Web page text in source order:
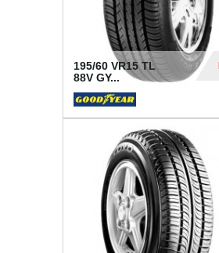
195/60 VR15 TL
88V GY...